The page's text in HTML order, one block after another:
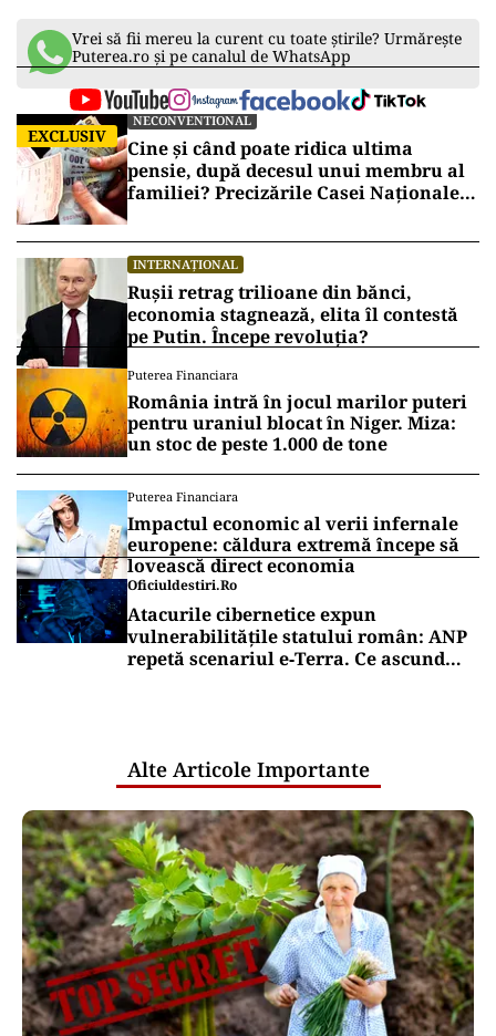
Vrei să fii mereu la curent cu toate știrile? Urmărește
Puterea.ro și pe canalul de WhatsApp
EXCLUSIV
NECONVENTIONAL
Cine și când poate ridica ultima
pensie, după decesul unui membru al
familiei? Precizările Casei Naționale
INTERNAȚIONAL
Rușii retrag trilioane din bănci,
economia stagnează, elita îl contestă
pe Putin. Începe revoluția?
Puterea Financiara
România intră în jocul marilor puteri
pentru uraniul blocat în Niger. Miza:
un stoc de peste 1.000 de tone
Puterea Financiara
Impactul economic al verii infernale
europene: căldura extremă începe să
lovească direct economia
Oficiuldestiri.ro
Atacurile cibernetice expun
vulnerabilitățile statului român: ANP
repetă scenariul e‑Terra. Ce ascund
Alte Articole Importante